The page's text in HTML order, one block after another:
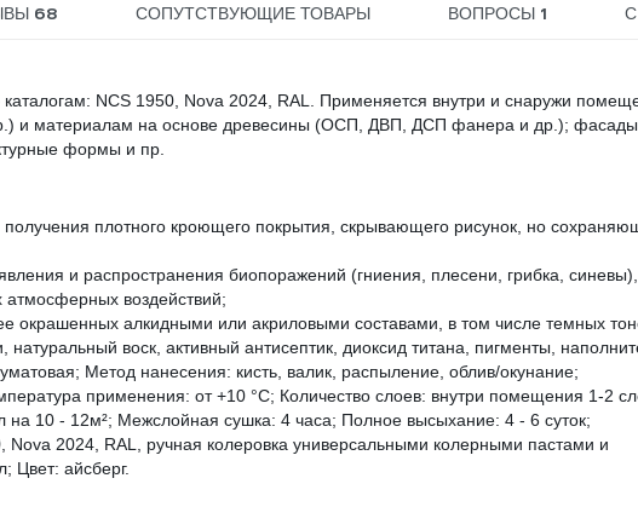
68 СОПУТСТВУЮЩИЕ ТОВАРЫ ВОПРОСЫ 1
NCS 1950, Nova 2024, RAL. Применяется внутри и снаружи
и материалам на основе древесины (ОСП, ДВП, ДСП фанера и др.); фасады
формы и пр.
плотного кроющего покрытия, скрывающего рисунок, но
и распространения биопоражений (гниения, плесени, грибка,
атмосферных воздействий;
окрашенных алкидными или акриловыми составами, в том числе темных
воск, активный антисептик, диоксид титана, пигменты,
Метод нанесения: кисть, валик, распыление, облив/окунание;
применения: от +10 °С; Количество слоев: внутри помещения 1-2
10 - 12м²; Межслойная сушка: 4 часа; Полное высыхание: 4 - 6 суток;
2024, RAL, ручная колеровка универсальными колерными пастами и
Цвет: айсберг.